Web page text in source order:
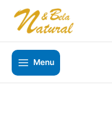
para
conteúdo
Menu